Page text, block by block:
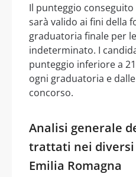
Il punteggio
sarà valido ai fini della
graduatoria finale per
indeterminato. I
punteggio inferiore a
ogni graduatoria e
concorso.
Analisi generale
trattati nei diversi
Emilia Romagna